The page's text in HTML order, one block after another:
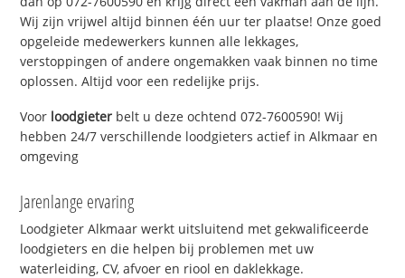
Wij zijn vrijwel altijd binnen één uur ter plaatse! Onze goed
opgeleide medewerkers kunnen alle lekkages,
verstoppingen of andere ongemakken vaak binnen no time
oplossen. Altijd voor een redelijke prijs.
Voor loodgieter belt u deze ochtend 072-7600590! Wij
hebben 24/7 verschillende loodgieters actief in Alkmaar en
omgeving
Jarenlange ervaring
Loodgieter Alkmaar werkt uitsluitend met gekwalificeerde
loodgieters en die helpen bij problemen met uw
waterleiding, CV, afvoer en riool en daklekkage.